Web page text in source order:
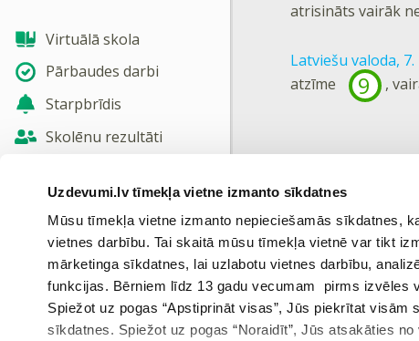
Uzdevumi.lv tīmekļa vietne izmanto sīkdatnes
Mūsu tīmekļa vietne izmanto nepieciešamās sīkdatnes,
vietnes darbību. Tai skaitā mūsu tīmekļa vietnē var tikt
mārketinga sīkdatnes, lai uzlabotu vietnes darbību,
funkcijas. Bērniem līdz 13 gadu vecumam pirms izvēles
Spiežot uz pogas “Apstiprināt visas”, Jūs piekrītat
sīkdatnes. Spiežot uz pogas “Noraidīt”, Jūs atsakāties
Virtuālā skola
Pārbaudes darbi
Starpbrīdis
Skolēnu rezultāti
Nosūtīt atsauksmi
Skatīt vairāk
atrisināts vairāk
Latviešu valoda, 7.
atzīme
9 ,